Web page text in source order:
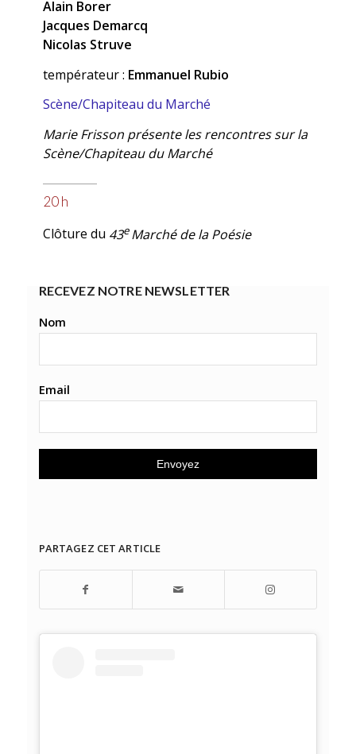
Alain Borer
Jacques Demarcq
Nicolas Struve
températeur : Emmanuel Rubio
Scène/Chapiteau du Marché
Marie Frisson présente les rencontres sur la
Scène/Chapiteau du Marché
20 h
Clôture du 43eMarché de la Poésie
RECEVEZ NOTRE NEWSLETTER
Nom
Email
PARTAGEZ CET ARTICLE